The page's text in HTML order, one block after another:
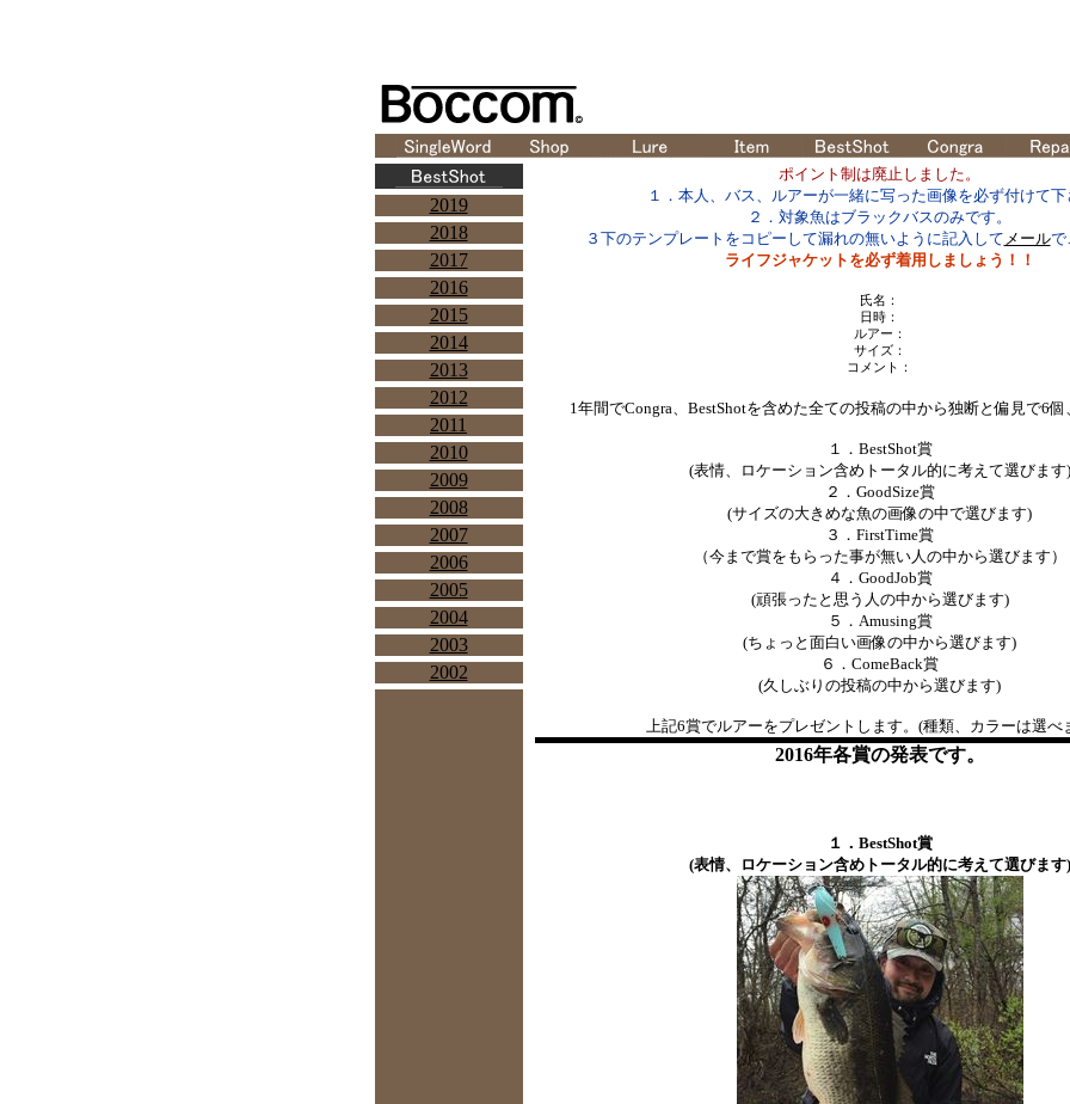
ポイント制は廃止しました。
１．本人、バス、ルアーが一緒に写った画像を必ず付けて下
２．対象魚はブラックバスのみです。
３下のテンプレートをコピーして漏れの無いように記入して メールで
ライフジャケットを必ず着用しましょう！！
氏名：
日時：
ルアー：
サイズ：
コメント：
1年間でCongra、BestShotを含めた全ての投稿の中から独断と偏見で6個
１．BestShot賞
(表情、ロケーション含めトータル的に考えて選びます)
２．GoodSize賞
(サイズの大きめな魚の画像の中で選びます)
３．FirstTime賞
（今まで賞をもらった事が無い人の中から選びます）
４．GoodJob賞
(頑張ったと思う人の中から選びます)
５．Amusing賞
(ちょっと面白い画像の中から選びます)
６．ComeBack賞
(久しぶりの投稿の中から選びます)
上記6賞でルアーをプレゼントします。(種類、カラーは選べ
2016年各賞の発表です。
１．BestShot賞
(表情、ロケーション含めトータル的に考えて選びます)
2019
2018
2017
2016
2015
2014
2013
2012
2011
2010
2009
2008
2007
2006
2005
2004
2003
2002